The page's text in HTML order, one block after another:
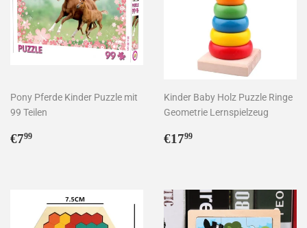
Pony Pferde Kinder Puzzle mit
99 Teilen
Normaler
€799
Kinder Baby Holz Puzzle Ringe
Geometrie Lernspielzeug
Normaler
€1799